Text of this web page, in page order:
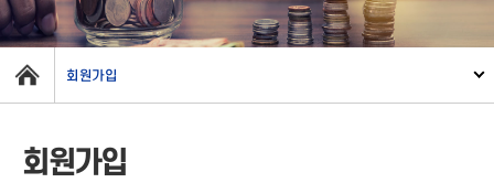
회원가입
회원가입